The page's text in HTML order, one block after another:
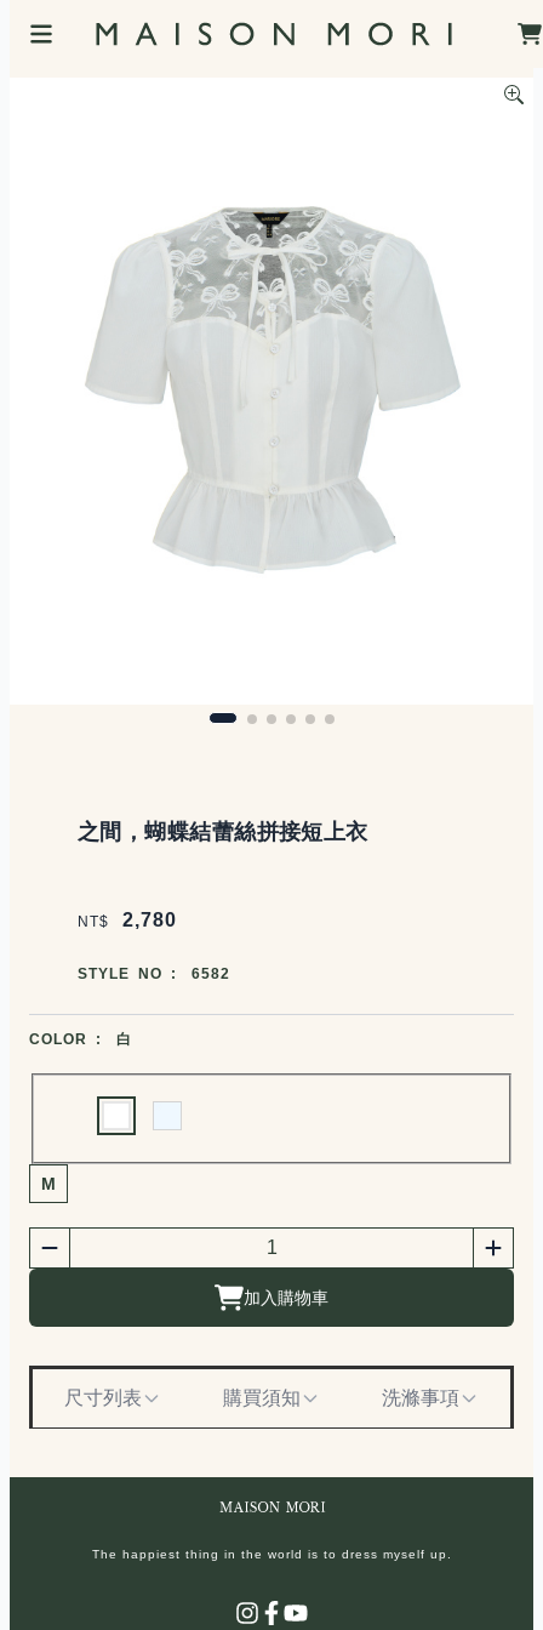
之間，蝴蝶結蕾絲拼接短上衣
NT$ 2,780
商品編號
STYLE NO : 6582
商品顏色選擇
COLOR : 白
Choose a color
商品尺寸選擇
M
商品購買數量
加入購物車
尺寸列表 購買須知 洗滌事項
The happiest thing in the world is to dress myself up.
Instagram
Facebook
YouTube